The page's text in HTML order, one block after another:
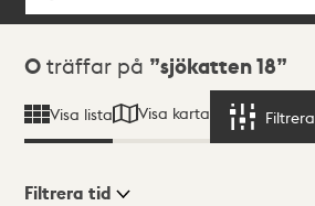
Sökresultat
0 träffar på sjökatten 18
Visa lista Visa karta Filtrera
Filtrera tid